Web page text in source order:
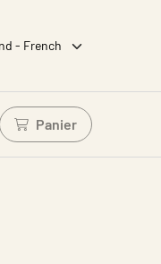
- French
Panier
Connectez-vous